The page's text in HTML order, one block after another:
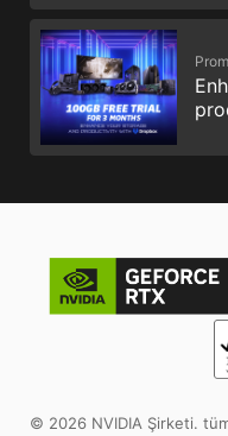
© 2026 NVIDIA Şirketi. tüm